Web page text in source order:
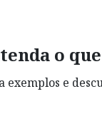
o
exemplos e